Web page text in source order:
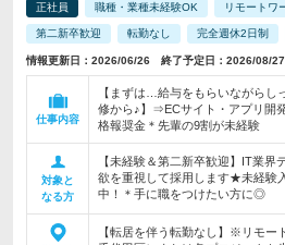
正社員 職種・業種未経験OK リモートワ
第二新卒歓迎 転勤なし 完全週休2日制
情報更新日：2026/06/26 終了予定日：2026/08/27
仕事内容
【まずは…給与をもらいながらし
修から♪】⇒ECサイト・アプリ開
格報奨金＊先輩の9割が未経験
対象と
なる方
【未経験＆第二新卒歓迎】IT業
欲を重視して採用します★未経験
中！＊手に職をつけたい方に◎
【転居を伴う転勤なし】※リモー